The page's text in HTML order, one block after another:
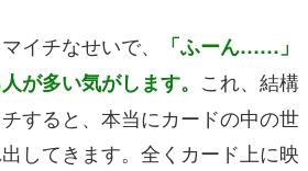
チなせいで、
「ふーん……」
が多い気がします。 これ、結構
すると、本当にカードの中の世
してきます。全くカード上に映